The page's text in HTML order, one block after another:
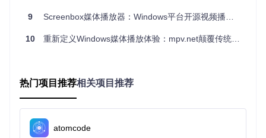
二、技术解析：轻量架构下的强大性能
1. 核心引擎：LibVLC的跨平台能力
+格式）和硬件加速能力。通过DirectX 12渲染优化，在低配置
采用Universal Windows Platform开发的Screenbox完美适配
9 Screenbox媒体播放器：Windows平台开源视频播放解决方案
10 重新定义Windows媒体播放体验：mpv.net颠覆传统播放器的全方位解析
热门项目推荐相关项目推荐
atomcode